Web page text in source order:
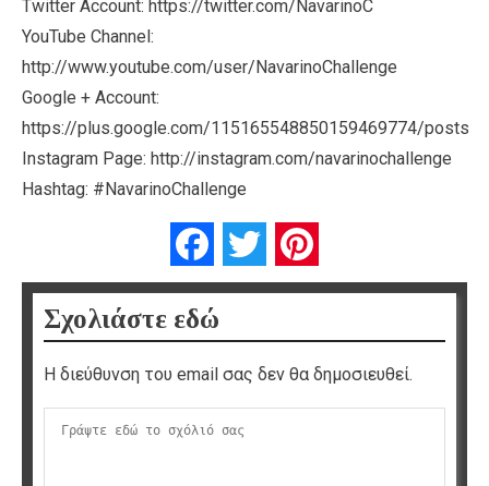
Twitter Account: https://twitter.com/NavarinoC
YouTube Channel:
http://www.youtube.com/user/NavarinoChallenge
Google + Account:
https://plus.google.com/115165548850159469774/posts
Instagram Page: http://instagram.com/navarinochallenge
Hashtag: #NavarinoChallenge
FacebookTwitter
Σχολιάστε εδώ
Η διεύθυνση του email σας δεν θα δημοσιευθεί.